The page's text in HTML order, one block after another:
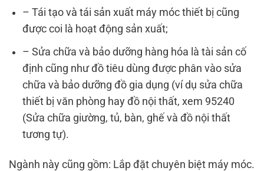
– Tái tạo và tái sản xuất máy móc thiết bị cũng
được coi là hoạt động sản xuất;
– Sửa chữa và bảo dưỡng hàng hóa là tài sản cố
định cũng như đồ tiêu dùng được phân vào sửa
chữa và bảo dưỡng đồ gia dụng (ví dụ sửa chữa
thiết bị văn phòng hay đồ nội thất, xem 95240
(Sửa chữa giường, tủ, bàn, ghế và đồ nội thất
tương tự).
Ngành này cũng gồm: Lắp đặt chuyên biệt máy móc.